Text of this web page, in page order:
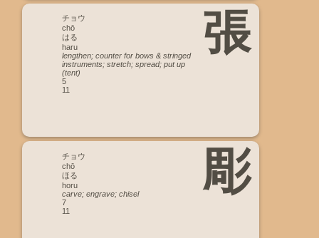
張
チョウ
chō
はる
haru
lengthen; counter for bows & stringed
instruments; stretch; spread; put up
(tent)
5
11
彫
チョウ
chō
ほる
horu
carve; engrave; chisel
7
11